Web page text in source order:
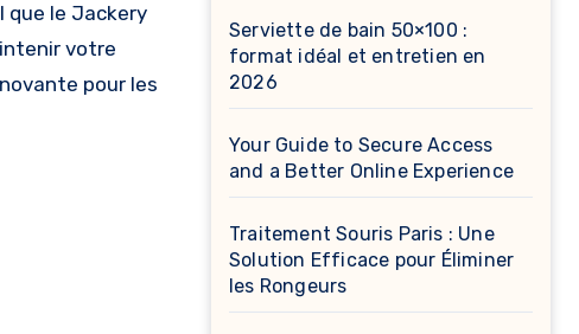
que le Jackery
votre
pour les
Serviette de bain 50×100 :
format idéal et entretien en
2026
Your Guide to Secure Access
and a Better Online Experience
Traitement Souris Paris : Une
Solution Efficace pour Éliminer
les Rongeurs